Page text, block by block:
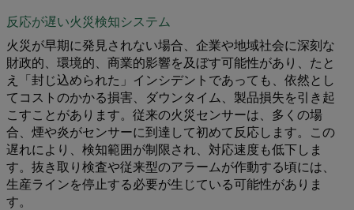
反応が遅い火災検知システム
火災が早期に発見されない場合、企業や地域社会に深刻な
財政的、環境的、商業的影響を及ぼす可能性があり、たと
え「封じ込められた」インシデントであっても、依然とし
てコストのかかる損害、ダウンタイム、製品損失を引き起
こすことがあります。従来の火災センサーは、多くの場
合、煙や炎がセンサーに到達して初めて反応します。この
遅れにより、検知範囲が制限され、対応速度も低下しま
す。抜き取り検査や従来型のアラームが作動する頃には、
生産ラインを停止する必要が生じている可能性がありま
す。